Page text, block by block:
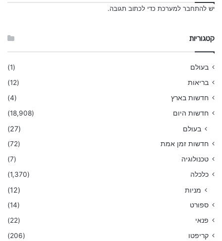
יש להתחבר למערכת כדי לכתוב תגובה.
קטגוריות
בעולם
(1)
בריאות
(12)
חדשות בארץ
(4)
חדשות היום
(18,908)
בעולם (27)
חדשות זמן אמת
(72)
טכנולוגיה
(7)
כלכלה
(1,370)
מניות (12)
ספורט
(14)
פנאי
(22)
קריפטו
(206)